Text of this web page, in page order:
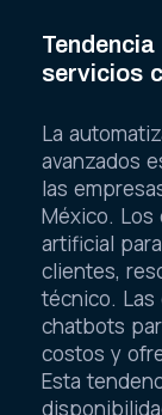
servicios
La
avanzados
las
México.
artificial
clientes,
técnico. Las
chatbots
costos y
Esta